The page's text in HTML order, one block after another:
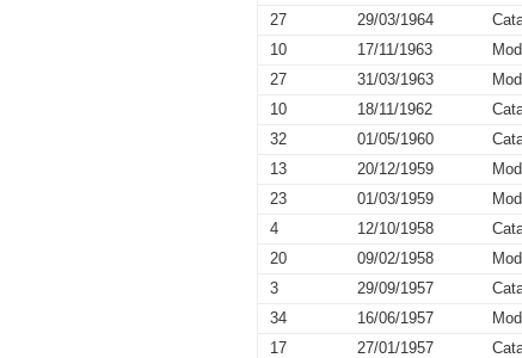
27
29/03/1964
10
17/11/1963
27
31/03/1963
10
18/11/1962
32
01/05/1960
13
20/12/1959
23
01/03/1959
4
12/10/1958
20
09/02/1958
3
29/09/1957
34
16/06/1957
17
27/01/1957